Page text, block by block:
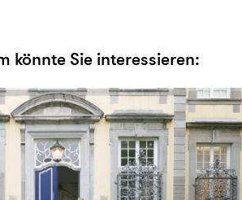
könnte Sie interessieren: